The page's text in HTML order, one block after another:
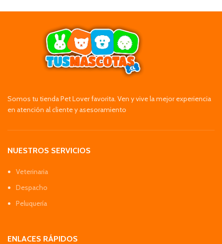
Somos tu tienda Pet Lover favorita. Ven y vive la mejor experiencia
en atención al cliente y asesoramiento
NUESTROS SERVICIOS
Veterinaria
Despacho
Peluquería
ENLACES RÁPIDOS